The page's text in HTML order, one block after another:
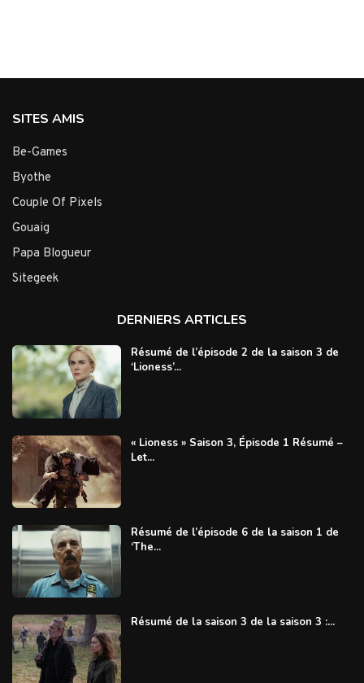
SITES AMIS
Be-Games
Byothe
Couple Of Pixels
Gouaig
Papa Blogueur
Sitegeek
DERNIERS ARTICLES
Résumé de l’épisode 2 de la saison 3 de
‘Lioness’...
« Lioness » Saison 3, Épisode 1 Résumé –
Let...
Résumé de l’épisode 6 de la saison 1 de
‘The...
Résumé de la saison 3 de la saison 3 :...